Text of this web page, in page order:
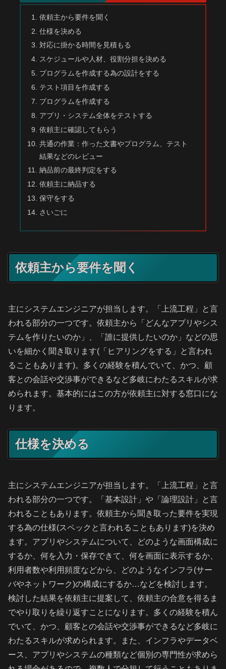
依頼主から要件を聞く
仕様を決める
対応に掛かる時間を見積もる
スケジュールや人材、役割分担を決める
プログラムを作成する為の設計をする
テスト項目を作成する
プログラムを作成する
アプリ・システム全体をテストする
依頼主に確認してもらう
共通の作業：作った文書やプログラム、テスト
結果などのレビュー
納品前の最終判定をする
依頼主に納品する
保守をする
さいごに
依頼主から要件を聞く
主にシステムエンジニアが担当します。「上流工程」と言
われる部分の一つです。依頼主から「どんなアプリやシス
テムを作りたいのか」、「誰に提供したいのか」などの思
いを細かく聞き取ります(「ヒアリングをする」と言われ
ることもあります)。多くの経験を積んでいて、かつ、顧
客との会話や交渉事ができるなど多岐にわたるスキルが求
められます。基本的にはこの方が依頼主に対する窓口にな
ります。
仕様を決める
主にシステムエンジニアが担当します。「上流工程」と言
われる部分の一つです。「基本設計」や「論理設計」と言
われることもあります。依頼主から聞き取った要件を実現
する為の仕様(スペックと言われることもあります)を決め
ます。アプリやシステムについて、どのような画面構成に
するか、何を入力・保存できて、何を画面に表示するか、
利用者数や利用頻度などから、どのようなインフラ(サー
バやネットワーク)の構成にするか…などを検討します。
検討した結果を依頼主に提案して、依頼主の合意を得るま
でやり取りを繰り返すことになります。多くの経験を積ん
でいて、かつ、顧客との会話や交渉事ができるなど多岐に
わたるスキルが求められます。また、インフラやデータベ
ース、アプリやシステムの種類など個別の専門性が求めら